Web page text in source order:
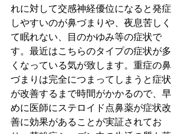
れに対して交感神経優位になると発症
しやすいのが鼻づまりや、夜息苦しく
て眠れない、目のかゆみ等の症状で
す。最近はこちらのタイプの症状が多
くなっている気が致します。重症の鼻
づまりは完全につまってしまうと症状
が改善するまで時間がかかるので、早
めに医師にステロイド点鼻薬が症状改
善に効果があることが実証されてお